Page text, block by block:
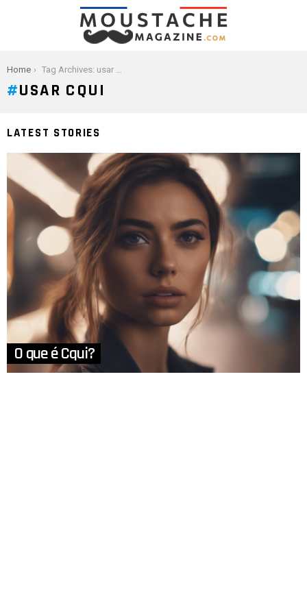
You are here:
Home Tag Archives: usar cqui
USAR CQUI
LATEST STORIES
O que é Cqui?